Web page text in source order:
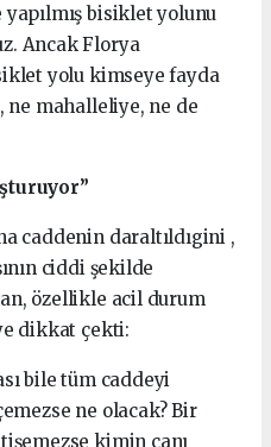
bisiklet yolunu
Ancak Florya
yolu kimseye fayda
ne mahalleliye, ne de
caddenin daraltıldıgini ,
ciddi şekilde
özellikle acil durum
dikkat çekti:
bile tüm caddeyi
ne olacak? Bir
kimin canı